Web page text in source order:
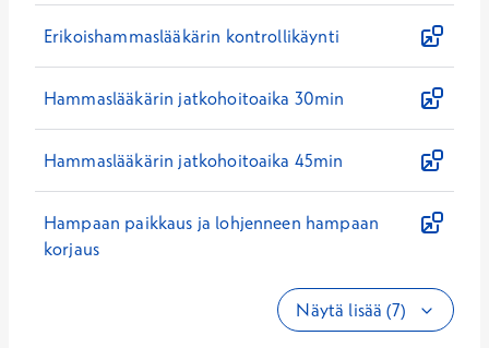
Erikoishammaslääkärin kontrollikäynti
Hammaslääkärin jatkohoitoaika 30min
Hammaslääkärin jatkohoitoaika 45min
Hampaan paikkaus ja lohjenneen hampaan
korjaus
Näytä lisää (7)